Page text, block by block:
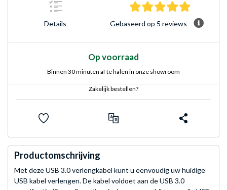
Details
5.0 sterren
Gebaseerd op 5 reviews
Op voorraad
Binnen 30 minuten af te halen in onze showroom
Zakelijk bestellen?
Productomschrijving
Met deze USB 3.0 verlengkabel kunt u eenvoudig uw huidige
USB kabel verlengen. De kabel voldoet aan de USB 3.0